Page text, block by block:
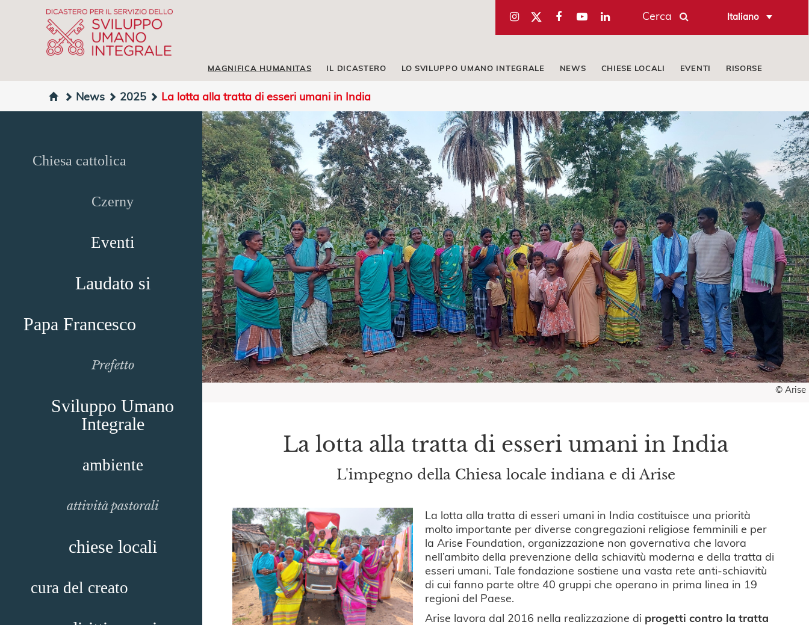
Cerca Italiano
MAGNIFICA HUMANITAS IL DICASTERO LO SVILUPPO UMANO INTEGRALE NEWS CHIESE LOCALI EVENTI RISORSE
News 2025 La lotta alla tratta di esseri umani in India
Chiesa cattolica
Czerny
Eventi
Laudato si
Papa Francesco
Prefetto
Sviluppo Umano
Integrale
ambiente
attività pastorali
chiese locali
cura del creato
© Arise
La lotta alla tratta di esseri umani in India
L'impegno della Chiesa locale indiana e di Arise
La lotta alla tratta di esseri umani in India costituisce una priorità
molto importante per diverse congregazioni religiose femminili e per
la Arise Foundation, organizzazione non governativa che lavora
nell’ambito della prevenzione della schiavitù moderna e della tratta di
esseri umani. Tale fondazione sostiene una vasta rete anti-schiavitù
di cui fanno parte oltre 40 gruppi che operano in prima linea in 19
regioni del Paese.
Arise lavora dal 2016 nella realizzazione di progetti contro la tratta